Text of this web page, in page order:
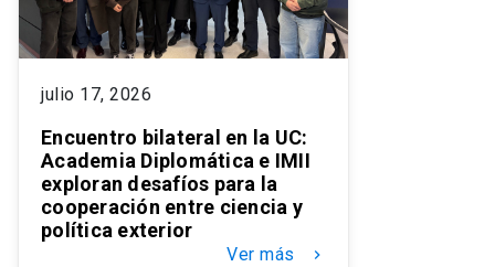
julio 17, 2026
Encuentro bilateral en la UC:
Academia Diplomática e IMII
exploran desafíos para la
cooperación entre ciencia y
política exterior
Ver más keyboard_arrow_right